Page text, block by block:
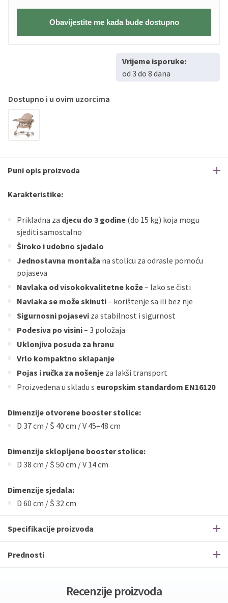
Sve banke Visa
Jednokratno
Jednokratno
Obavijestite me kada bude dostupno
Vrijeme isporuke:
od 3 do 8 dana
Dostupno i u ovim uzorcima
Puni opis proizvoda
Karakteristike:
Prikladna za djecu do 3 godine (do 15 kg) koja mogu
sjediti samostalno
Široko i udobno sjedalo
Jednostavna montaža na stolicu za odrasle pomoću
pojaseva
Navlaka od visokokvalitetne kože– lako se čisti
Navlaka se može skinuti– korištenje sa ili bez nje
Sigurnosni pojasevi za stabilnost i sigurnost
Podesiva po visini– 3 položaja
Uklonjiva posuda za hranu
Vrlo kompaktno sklapanje
Pojas i ručka za nošenje za lakši transport
Proizvedena u skladu s europskim standardom EN16120
Dimenzije otvorene booster stolice:
D 37 cm / Š 40 cm / V 45–48 cm
Dimenzije sklopljene booster stolice:
D 38 cm / Š 50 cm / V 14 cm
Dimenzije sjedala:
D 60 cm / Š 32 cm
Specifikacije proizvoda
Prednosti
Recenzije proizvoda